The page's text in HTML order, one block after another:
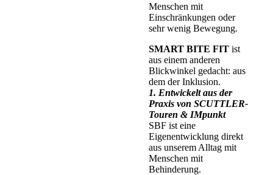
Menschen mit
Einschränkungen oder
sehr wenig Bewegung.
SMART BITE FIT ist
aus einem anderen
Blickwinkel gedacht: aus
dem der Inklusion.
1. Entwickelt aus der
Praxis von SCUTTLER-
Touren & IMpunkt
SBF ist eine
Eigenentwicklung direkt
aus unserem Alltag mit
Menschen mit
Behinderung.